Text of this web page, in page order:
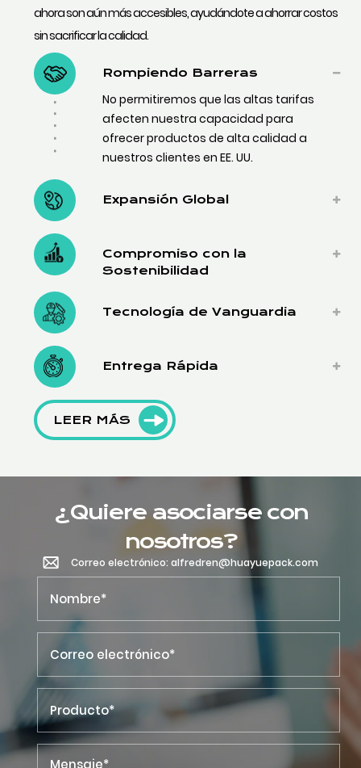
ahora son aún más accesibles, ayudándote a ahorrar costos
sin sacrificar la calidad.
Rompiendo Barreras
No permitiremos que las altas tarifas
afecten nuestra capacidad para
ofrecer productos de alta calidad a
nuestros clientes en EE. UU.
Expansión Global
Compromiso con la
Sostenibilidad
Tecnología de Vanguardia
Entrega Rápida
LEER MÁS
¿Quiere asociarse con
nosotros?
Correo electrónico: alfredren@huayuepack.com